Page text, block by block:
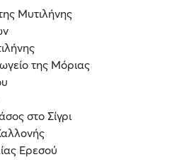
Μυτιλήνης
της Μόριας
στο Σίγρι
Ερεσού